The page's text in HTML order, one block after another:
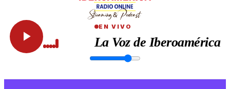
EN VIVO
La Voz de Iberoamérica